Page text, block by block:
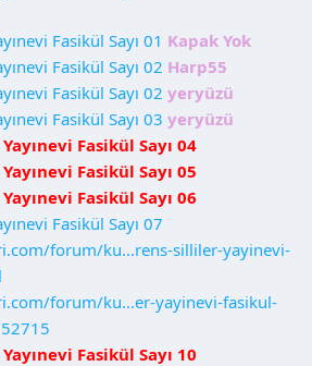
Fasikül Sayı 01 Kapak Yok
Fasikül Sayı 02 Harp55
Fasikül Sayı 02 yeryüzü
Fasikül Sayı 03 yeryüzü
Fasikül Sayı 04
Fasikül Sayı 05
Fasikül Sayı 06
Fasikül Sayı 07
forum/ku...rens-silliler-yayinevi-
forum/ku...er-yayinevi-fasikul-
Fasikül Sayı 10